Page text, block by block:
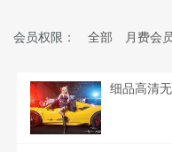
会员权限： 全部 月费会
细品高清